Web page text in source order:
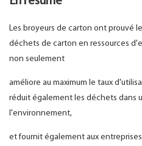
Les broyeurs de carton ont prouvé
déchets de carton en ressources
non seulement
améliore au maximum le taux
réduit également les déchets dans
l'environnement,
et fournit également aux